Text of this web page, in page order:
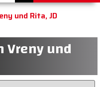
und Rita, JD
Vreny und